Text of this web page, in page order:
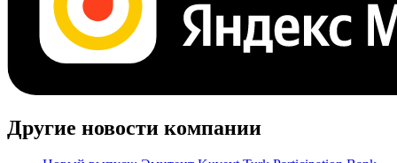
Другие новости компании